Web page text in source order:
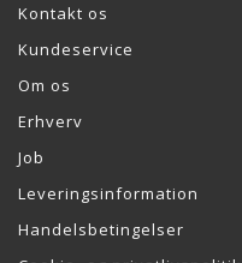
Kontakt os
Kundeservice
Om os
Erhverv
Job
Leveringsinformation
Handelsbetingelser